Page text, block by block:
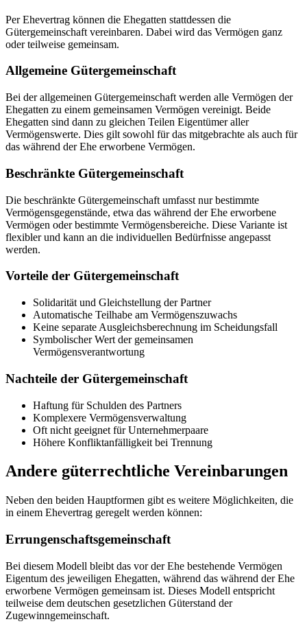
Per Ehevertrag können die Ehegatten stattdessen die
Gütergemeinschaft vereinbaren. Dabei wird das Vermögen ganz
oder teilweise gemeinsam.
Allgemeine Gütergemeinschaft
Bei der allgemeinen Gütergemeinschaft werden alle Vermögen der
Ehegatten zu einem gemeinsamen Vermögen vereinigt. Beide
Ehegatten sind dann zu gleichen Teilen Eigentümer aller
Vermögenswerte. Dies gilt sowohl für das mitgebrachte als auch für
das während der Ehe erworbene Vermögen.
Beschränkte Gütergemeinschaft
Die beschränkte Gütergemeinschaft umfasst nur bestimmte
Vermögensgegenstände, etwa das während der Ehe erworbene
Vermögen oder bestimmte Vermögensbereiche. Diese Variante ist
flexibler und kann an die individuellen Bedürfnisse angepasst
werden.
Vorteile der Gütergemeinschaft
Solidarität und Gleichstellung der Partner
Automatische Teilhabe am Vermögenszuwachs
Keine separate Ausgleichsberechnung im Scheidungsfall
Symbolischer Wert der gemeinsamen
Vermögensverantwortung
Nachteile der Gütergemeinschaft
Haftung für Schulden des Partners
Komplexere Vermögensverwaltung
Oft nicht geeignet für Unternehmerpaare
Höhere Konfliktanfälligkeit bei Trennung
Andere güterrechtliche Vereinbarungen
Neben den beiden Hauptformen gibt es weitere Möglichkeiten, die
in einem Ehevertrag geregelt werden können:
Errungenschaftsgemeinschaft
Bei diesem Modell bleibt das vor der Ehe bestehende Vermögen
Eigentum des jeweiligen Ehegatten, während das während der Ehe
erworbene Vermögen gemeinsam ist. Dieses Modell entspricht
teilweise dem deutschen gesetzlichen Güterstand der
Zugewinngemeinschaft.